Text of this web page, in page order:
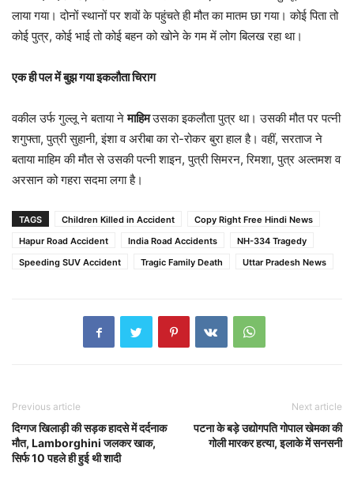
लाया गया। दोनों स्थानों पर शवों के पहुंचते ही मौत का मातम छा गया। कोई पिता तो
कोई पुत्र, कोई भाई तो कोई बहन को खोने के गम में लोग बिलख रहा था।
एक ही पल में बुझ गया इकलौता चिराग
वकील उर्फ गुल्लू ने बताया नेमाहिमउसका इकलौता पुत्र था। उसकी मौत पर पत्नी
शगुफ्ता, पुत्री सुहानी, इंशा व अरीबा का रो-रोकर बुरा हाल है। वहीं, सरताज ने
बताया माहिम की मौत से उसकी पत्नी शाइन, पुत्री सिमरन, रिमशा, पुत्र अल्तमश व
अरसान को गहरा सदमा लगा है।
TAGS Children Killed in Accident
Copy Right Free Hindi News
Hapur Road Accident
India Road Accidents
NH-334 Tragedy
Speeding SUV Accident
Tragic Family Death Uttar Pradesh News
Previous article
दिग्गज खिलाड़ी की सड़क हादसे में दर्दनाक
मौत, Lamborghini जलकर खाक,
सिर्फ 10 पहले ही हुई थी शादी
Next article
पटना के बड़े उद्योगपति गोपाल खेमका की
गोली मारकर हत्या, इलाके में सनसनी